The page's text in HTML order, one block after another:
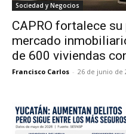
Sociedad y Negocios
CAPRO fortalece
mercado
de 600 viviendas
Francisco Carlos - 26 de junio de